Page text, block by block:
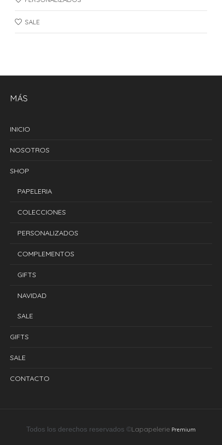
SALE
MÁS
INICIO
NOSOTROS
SHOP
PAPELERIA
COLECCIONES
PERSONALIZADOS
COMPLEMENTOS
GIFTS
NAVIDAD
SALE
GIFTS
SALE
CONTACTO
Todos los derechos reservados ©Lapapelerie Premium